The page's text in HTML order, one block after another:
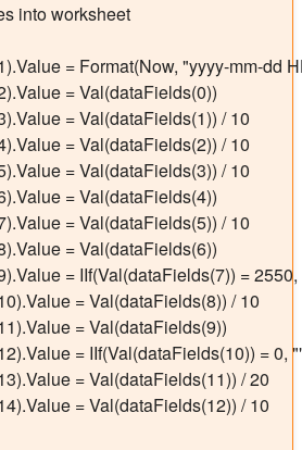
into worksheet
1).Value = Format(Now, "yyyy-mm-dd
= Val(dataFields(0))
= Val(dataFields(1)) / 10
= Val(dataFields(2)) / 10
= Val(dataFields(3)) / 10
= Val(dataFields(4))
= Val(dataFields(5)) / 10
= Val(dataFields(6))
= IIf(Val(dataFields(7)) =
= Val(dataFields(8)) / 10
= Val(dataFields(9))
= IIf(Val(dataFields(10)) = 0,
= Val(dataFields(11)) / 20
= Val(dataFields(12)) / 10